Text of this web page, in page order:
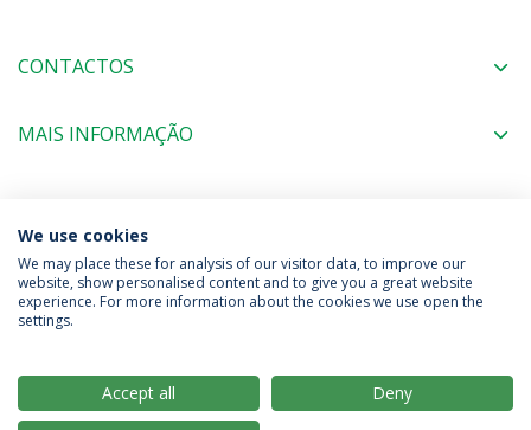
CONTACTOS
MAIS INFORMAÇÃO
COORDENAÇÃO
Política de Privacidade
Termos & Condições
We use cookies
We may place these for analysis of our visitor data, to improve our
website, show personalised content and to give you a great website
experience. For more information about the cookies we use open the
settings.
Accept all
Deny